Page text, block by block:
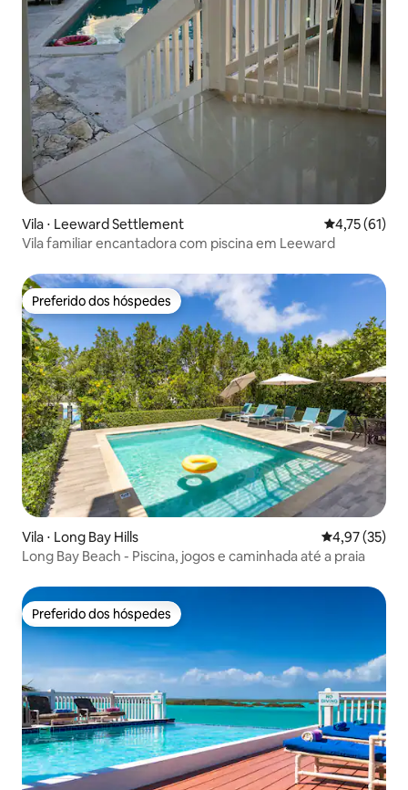
Vila ⋅ Leeward Settlement 4,75 de uma
4,75 (61)
Vila familiar encantadora com piscina em Leeward
Preferido dos hóspedes
Preferido dos hóspedes
Vila ⋅ Long Bay Hills 4,97 de uma
4,97 (35)
Long Bay Beach - Piscina, jogos e caminhada até a praia
Preferido dos hóspedes
Preferido dos hóspedes